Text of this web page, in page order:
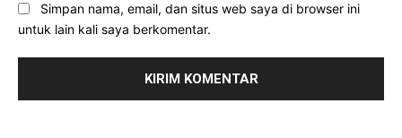
Simpan nama, email, dan situs web saya di browser ini
untuk lain kali saya berkomentar.